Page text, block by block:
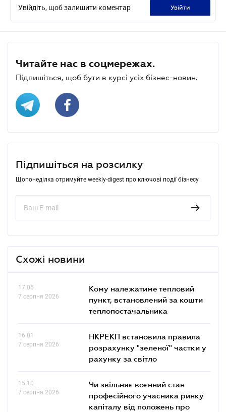
Увійдіть, щоб залишити коментар увійти
Читайте нас в соцмережах.
Підпишіться, щоб бути в курсі усіх бізнес-новин.
Підпишіться на розсилку
Щопонеділка отримуйте weekly-digest про ключові події бізнесу
Схожі новини
17.05
7 серпня 2026
Кому належатиме тепловий
пункт, встановлений за кошти
теплопостачальника
16.01
7 серпня 2026
НКРЕКП встановила правила
розрахунку "зеленої" частки у
рахунку за світло
15.10
7 серпня 2026
Чи звільняє воєнний стан
професійного учасника ринку
капіталу від положень про